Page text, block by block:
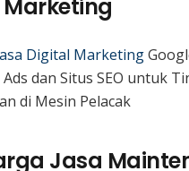
Digital Marketing
dan Situs SEO untuk
di Mesin Pelacak
Jasa